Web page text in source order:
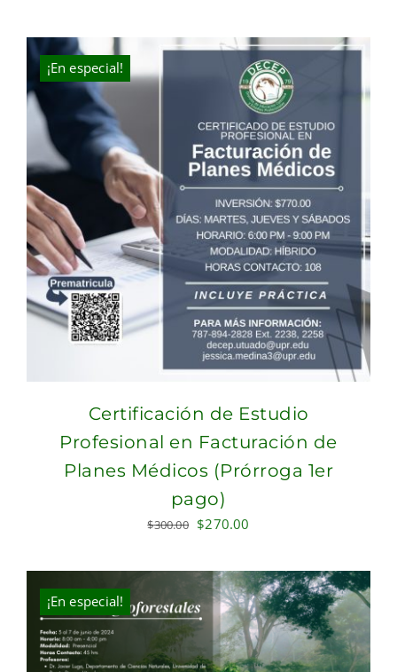
$300.00.
is:
$250.00.
¡En especial!
Certificación de Estudio
Profesional en Facturación de
Planes Médicos (Prórroga 1er
pago)
$300.00 Original
was:
$300.00.
$270.00
is:
$270.00.
¡En especial!